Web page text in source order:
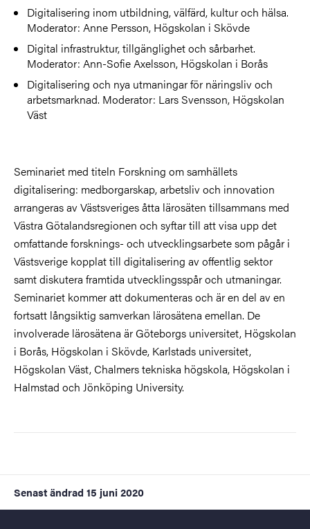
Digitalisering inom utbildning, välfärd, kultur och hälsa.
Moderator: Anne Persson, Högskolan i Skövde
Digital infrastruktur, tillgänglighet och sårbarhet.
Moderator: Ann-Sofie Axelsson, Högskolan i Borås
Digitalisering och nya utmaningar för näringsliv och
arbetsmarknad. Moderator: Lars Svensson, Högskolan
Väst
Seminariet med titeln Forskning om samhällets
digitalisering: medborgarskap, arbetsliv och innovation
arrangeras av Västsveriges åtta lärosäten tillsammans med
Västra Götalandsregionen och syftar till att visa upp det
omfattande forsknings- och utvecklingsarbete som pågår i
Västsverige kopplat till digitalisering av offentlig sektor
samt diskutera framtida utvecklingsspår och utmaningar.
Seminariet kommer att dokumenteras och är en del av en
fortsatt långsiktig samverkan lärosätena emellan. De
involverade lärosätena är Göteborgs universitet, Högskolan
i Borås, Högskolan i Skövde, Karlstads universitet,
Högskolan Väst, Chalmers tekniska högskola, Högskolan i
Halmstad och Jönköping University.
Senast ändrad 15 juni 2020